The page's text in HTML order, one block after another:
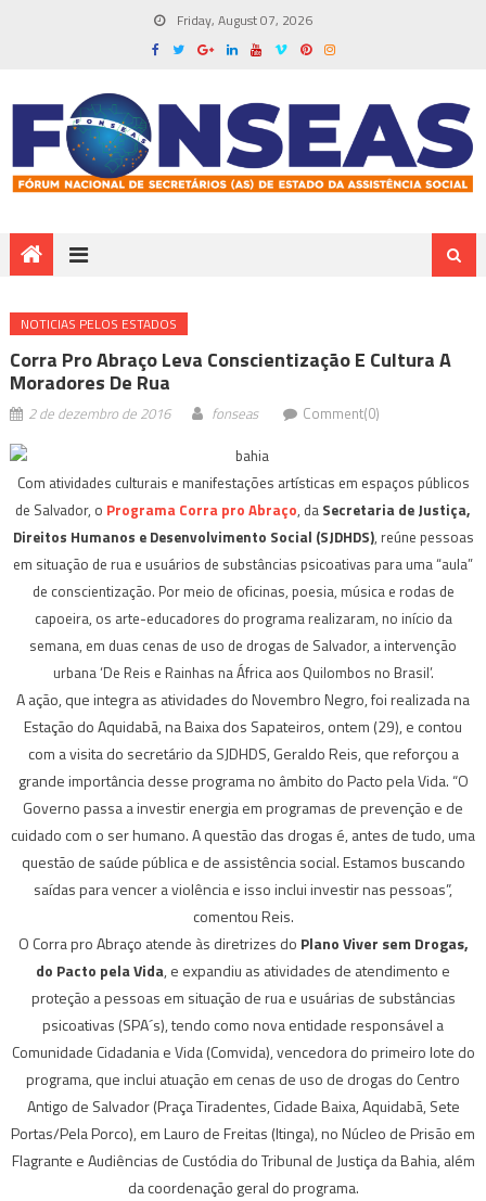
Friday, August 07, 2026
NOTICIAS PELOS ESTADOS
Corra Pro Abraço Leva Conscientização E Cultura A
Moradores De Rua
2 de dezembro de 2016 fonseas Comment(0)
Com atividades culturais e manifestações artísticas em espaços públicos
de Salvador, o Programa Corra pro Abraço, da Secretaria de Justiça,
Direitos Humanos e Desenvolvimento Social (SJDHDS), reúne pessoas
em situação de rua e usuários de substâncias psicoativas para uma “aula”
de conscientização. Por meio de oficinas, poesia, música e rodas de
capoeira, os arte-educadores do programa realizaram, no início da
semana, em duas cenas de uso de drogas de Salvador, a intervenção
urbana ‘De Reis e Rainhas na África aos Quilombos no Brasil’.
A ação, que integra as atividades do Novembro Negro, foi realizada na
Estação do Aquidabã, na Baixa dos Sapateiros, ontem (29), e contou
com a visita do secretário da SJDHDS, Geraldo Reis, que reforçou a
grande importância desse programa no âmbito do Pacto pela Vida. “O
Governo passa a investir energia em programas de prevenção e de
cuidado com o ser humano. A questão das drogas é, antes de tudo, uma
questão de saúde pública e de assistência social. Estamos buscando
saídas para vencer a violência e isso inclui investir nas pessoas”,
comentou Reis.
O Corra pro Abraço atende às diretrizes do Plano Viver sem Drogas,
do Pacto pela Vida, e expandiu as atividades de atendimento e
proteção a pessoas em situação de rua e usuárias de substâncias
psicoativas (SPA´s), tendo como nova entidade responsável a
Comunidade Cidadania e Vida (Comvida), vencedora do primeiro lote do
programa, que inclui atuação em cenas de uso de drogas do Centro
Antigo de Salvador (Praça Tiradentes, Cidade Baixa, Aquidabã, Sete
Portas/Pela Porco), em Lauro de Freitas (Itinga), no Núcleo de Prisão em
Flagrante e Audiências de Custódia do Tribunal de Justiça da Bahia, além
da coordenação geral do programa.